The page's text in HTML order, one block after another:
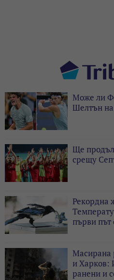
Може ли
Шелтън
Ще
срещу
Рекордна
първи път
Масирана
и Харков:
ранени и